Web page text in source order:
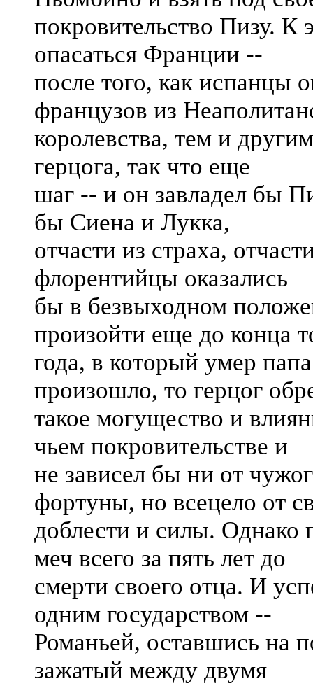
покровительство Пизу.
опасаться Франции --
после того, как испанцы
французов из
королевства, тем и
герцога, так что еще
шаг -- и он завладел бы
бы Сиена и Лукка,
отчасти из страха,
флорентийцы оказались
бы в безвыходном
произойти еще до конца
года, в который умер
произошло, то герцог
такое могущество и
чьем покровительстве и
не зависел бы ни от
фортуны, но всецело от
доблести и силы. Однако
меч всего за пять лет до
смерти своего отца. И
одним государством --
Романьей, оставшись на
зажатый между двумя